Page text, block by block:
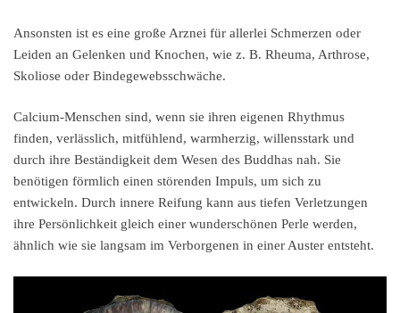
Ansonsten ist es eine große Arznei für allerlei Schmerzen oder
Leiden an Gelenken und Knochen, wie z. B. Rheuma, Arthrose,
Skoliose oder Bindegewebsschwäche.
Calcium-Menschen sind, wenn sie ihren eigenen Rhythmus
finden, verlässlich, mitfühlend, warmherzig, willensstark und
durch ihre Beständigkeit dem Wesen des Buddhas nah. Sie
benötigen förmlich einen störenden Impuls, um sich zu
entwickeln. Durch innere Reifung kann aus tiefen Verletzungen
ihre Persönlichkeit gleich einer wunderschönen Perle werden,
ähnlich wie sie langsam im Verborgenen in einer Auster entsteht.